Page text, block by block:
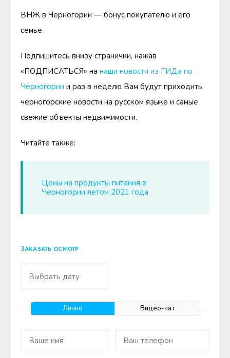
ВНЖ в Черногории — бонус покупателю и его
семье.
Подпишитесь внизу странички, нажав
«ПОДПИСАТЬСЯ» на наши новости из ГИДа по
Черногории и раз в неделю Вам будут приходить
черногорские новости на русском языке и самые
свежие объекты недвижимости.
Читайте также:
Цены на продукты питания в
Черногории летом 2021 года
Заказать осмотр
Лично Видео-чат